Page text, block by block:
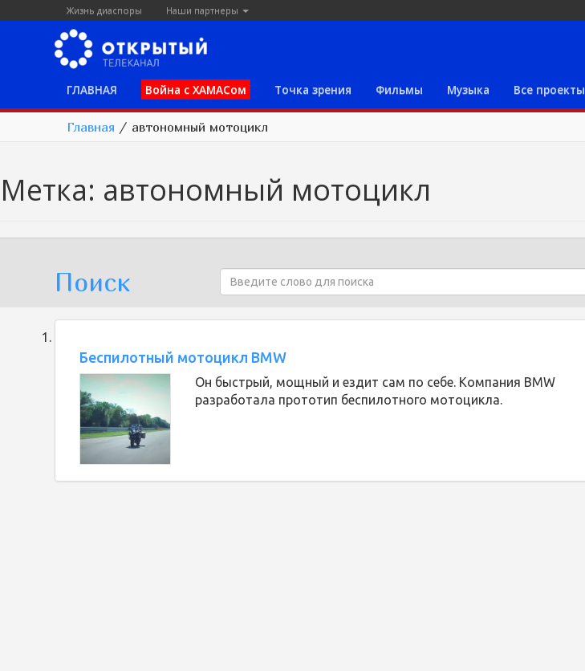
Жизнь диаспоры Наши партнеры
ГЛАВНАЯ Война с ХАМАСом Точка зрения Фильмы Музыка Все проекты
Главная / автономный мотоцикл
Метка: автономный мотоцикл
Поиск
Беспилотный мотоцикл BMW
Он быстрый, мощный и ездит сам по себе. Компания BMW
разработала прототип беспилотного мотоцикла.